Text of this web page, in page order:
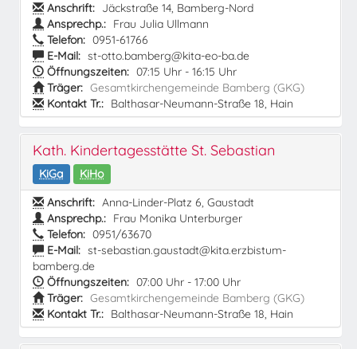
Anschrift: Jäckstraße 14, Bamberg-Nord
Ansprechp.: Frau Julia Ullmann
Telefon: 0951-61766
E-Mail: st-otto.bamberg@kita-eo-ba.de
Öffnungszeiten: 07:15 Uhr - 16:15 Uhr
Träger: Gesamtkirchengemeinde Bamberg (GKG)
Kontakt Tr.: Balthasar-Neumann-Straße 18, Hain
Kath. Kindertagesstätte St. Sebastian
KiGa
KiHo
Anschrift: Anna-Linder-Platz 6, Gaustadt
Ansprechp.: Frau Monika Unterburger
Telefon: 0951/63670
E-Mail: st-sebastian.gaustadt@kita.erzbistum-
bamberg.de
Öffnungszeiten: 07:00 Uhr - 17:00 Uhr
Träger: Gesamtkirchengemeinde Bamberg (GKG)
Kontakt Tr.: Balthasar-Neumann-Straße 18, Hain